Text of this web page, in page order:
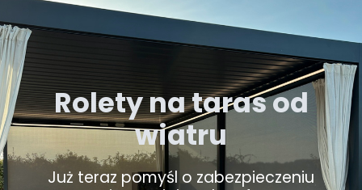
Rolety na taras od
wiatru
Już teraz pomyśl o zabezpieczeniu